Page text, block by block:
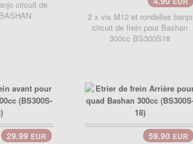
circuit de
2 x vis M12 et rondelles banjo
circuit de frein pour Bashan
300cc BS300S18
29.99 EUR 59.90 EUR